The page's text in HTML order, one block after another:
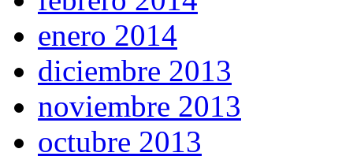
enero 2014
diciembre 2013
noviembre 2013
octubre 2013